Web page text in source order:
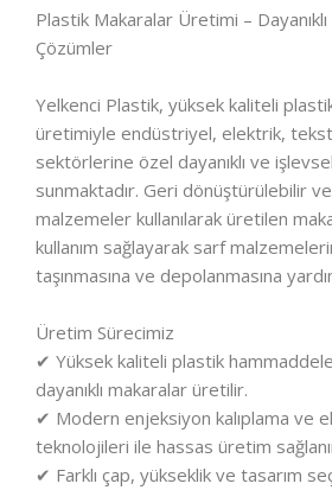
Plastik Makaralar Üretimi –
Çözümler
Yelkenci Plastik, yüksek kaliteli
üretimiyle endüstriyel, elektrik,
sektörlerine özel dayanıklı ve
sunmaktadır. Geri dönüştürülebilir
malzemeler kullanılarak üretilen
kullanım sağlayarak sarf
taşınmasına ve depolanmasına
Üretim Sürecimiz
✔ Yüksek kaliteli plastik
dayanıklı makaralar üretilir.
✔ Modern enjeksiyon kalıplama ve
teknolojileri ile hassas üretim
✔ Farklı çap, yükseklik ve tasarım